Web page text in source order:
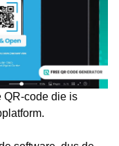
QR-code die is